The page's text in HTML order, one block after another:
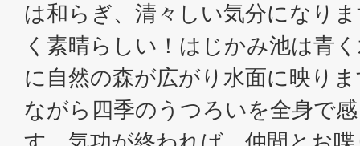
は和らぎ、清々しい気分になり
く素晴らしい！はじかみ池は青
に自然の森が広がり水面に映り
ながら四季のうつろいを全身で